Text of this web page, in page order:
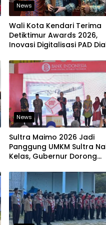
News
Wali Kota Kendari Terima
Detiktimur Awards 2026,
Inovasi Digitalisasi PAD
News
Sultra Maimo 2026 Jadi
Panggung UMKM Sultra
Kelas, Gubernur Dorong
Ekspor